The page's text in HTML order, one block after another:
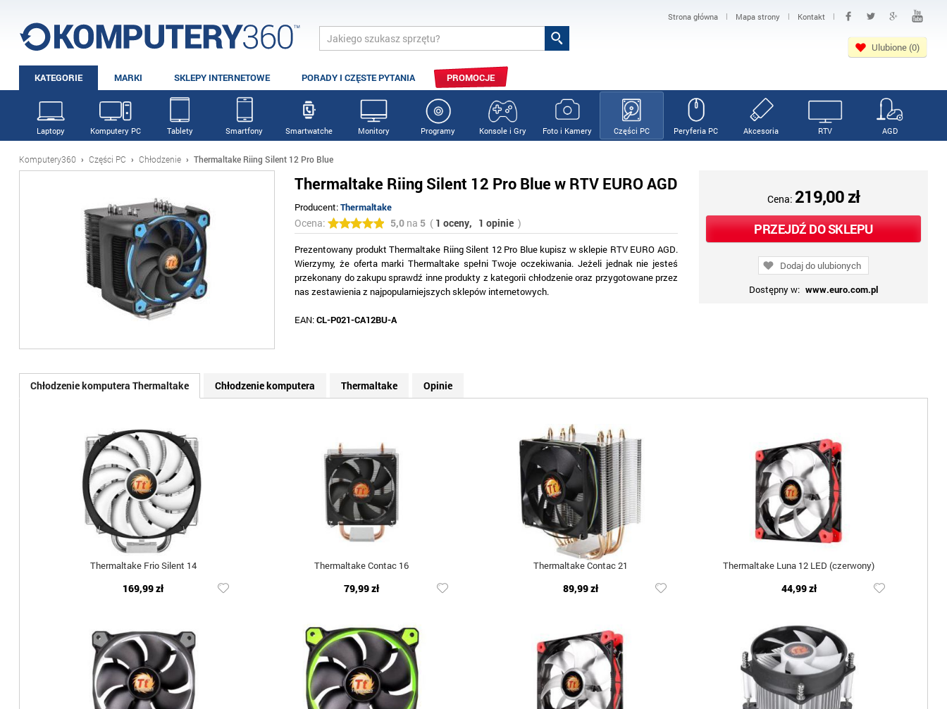
Strona główna | Mapa strony | Kontakt |
Ulubione (0)
KATEGORIE MARKI SKLEPY INTERNETOWE PORADY I CZĘSTE PYTANIA PROMOCJE
Laptopy Komputery PC Tablety Smartfony Smartwatche Monitory Programy Konsole i Gry Foto i Kamery Części PC Peryferia PC Akcesoria RTV AGD
Komputery360 › Części PC › Chłodzenie › Thermaltake Riing Silent 12 Pro Blue
Thermaltake Riing Silent 12 Pro Blue w RTV EURO AGD
Producent:Thermaltake
Ocena: 5,0 na 5 ( 1 oceny, 1 opinie )
Prezentowany produkt Thermaltake Riing Silent 12 Pro Blue kupisz w sklepie RTV EURO AGD.
Wierzymy, że oferta marki Thermaltake spełni Twoje oczekiwania. Jeżeli jednak nie jesteś
przekonany do zakupu sprawdź inne produkty z kategorii chłodzenie oraz przygotowane przez
nas zestawienia z najpopularniejszych sklepów internetowych.
EAN:CL-P021-CA12BU-A
Cena: 219,00 zł
PRZEJDŹ DO SKLEPU
Dodaj do ulubionych
Dostępny w: www.euro.com.pl
Chłodzenie komputera Thermaltake Chłodzenie komputera Thermaltake Opinie
Thermaltake Frio Silent 14
169,99 zł
Thermaltake Contac 16
79,99 zł
Thermaltake Contac 21
89,99 zł
Thermaltake Luna 12 LED (czerwony)
44,99 zł